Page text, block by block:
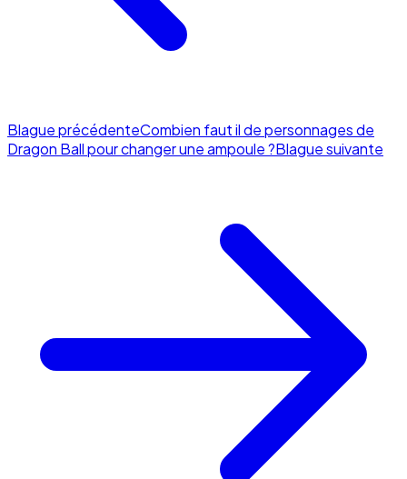
Blague précédenteCombien faut il de personnages de
Dragon Ball pour changer une ampoule ?Blague suivante